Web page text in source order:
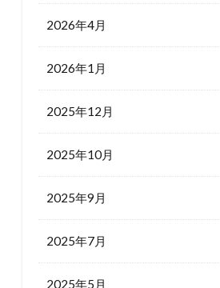
2026年4月
2026年1月
2025年12月
2025年10月
2025年9月
2025年7月
2025年5月